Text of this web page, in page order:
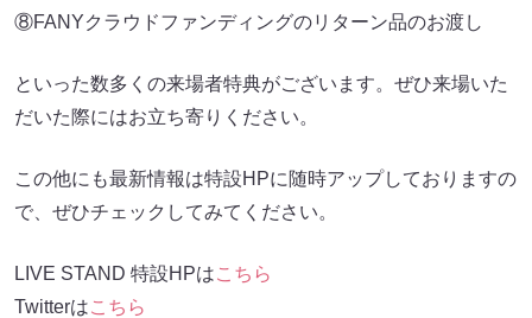
⑧FANYクラウドファンディングのリターン品のお渡し
といった数多くの来場者特典がございます。ぜひ来場いた
だいた際にはお立ち寄りください。
この他にも最新情報は特設HPに随時アップしておりますの
で、ぜひチェックしてみてください。
LIVE STAND 特設HPはこちら
Twitterはこちら